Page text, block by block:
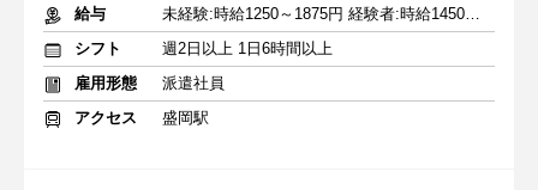
給与
未経験:時給1250～1875円 経験者:時給1450～2175円+交通費全額
シフト
週2日以上 1日6時間以上
雇用形態
派遣社員
アクセス
盛岡駅